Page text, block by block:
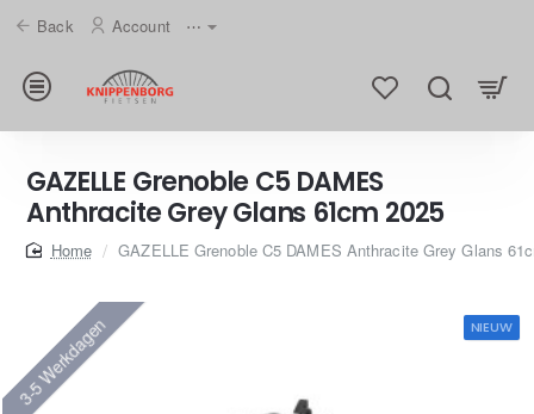
Back Account ⋯
GAZELLE Grenoble C5 DAMES
Anthracite Grey Glans 61cm 2025
homeGAZELLE Grenoble C5 DAMES Anthracite Grey Glans
NIEUW
3-5 Werkdagen